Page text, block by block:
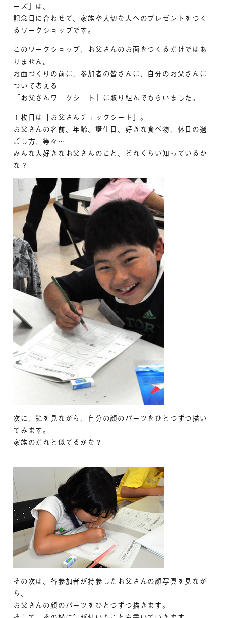
ーズ」は、
記念日に合わせて、家族や大切な人へのプレゼントをつく
るワークショップです。
このワークショップ、お父さんのお面をつくるだけではあ
りません。
お面づくりの前に、参加者の皆さんに、自分のお父さんに
ついて考える
「お父さんワークシート」に取り組んでもらいました。
１枚目は「お父さんチェックシート」。
お父さんの名前、年齢、誕生日、好きな食べ物、休日の過
ごし方、等々…
みんな大好きなお父さんのこと、どれくらい知っているか
な？
次に、鏡を見ながら、自分の顔のパーツをひとつずつ描い
てみます。
家族のだれと似てるかな？
その次は、各参加者が持参したお父さんの顔写真を見なが
ら、
お父さんの顔のパーツをひとつずつ描きます。